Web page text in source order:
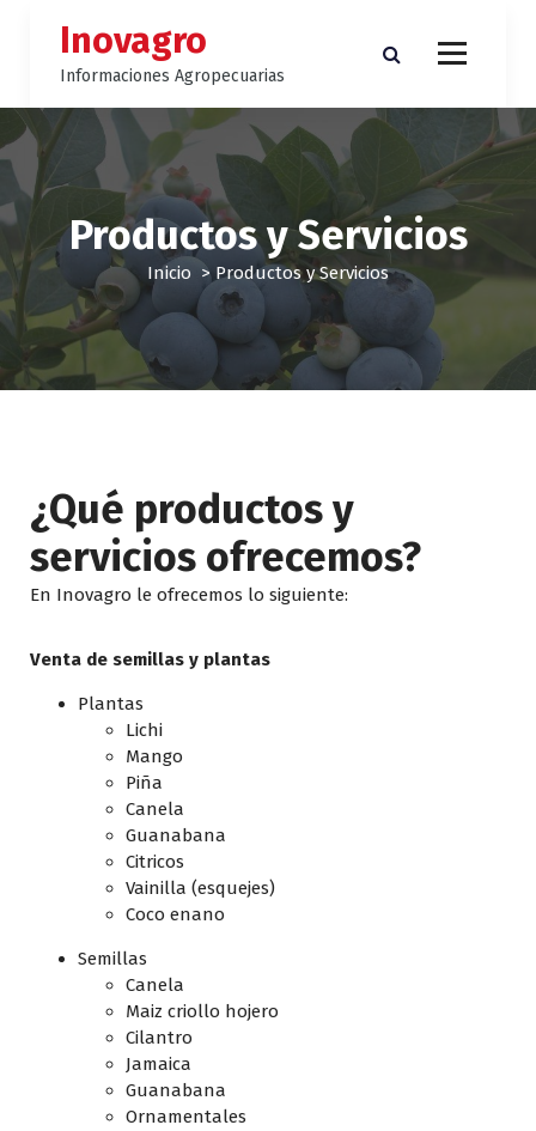
r
c
n
t
e
Inovagro
Informaciones Agropecuarias
Productos y Servicios
Inicio > Productos y Servicios
¿Qué productos y
servicios ofrecemos?
En Inovagro le ofrecemos lo siguiente:
Venta de semillas y plantas
Plantas
Lichi
Mango
Piña
Canela
Guanabana
Citricos
Vainilla (esquejes)
Coco enano
Semillas
Canela
Maiz criollo hojero
Cilantro
Jamaica
Guanabana
Ornamentales